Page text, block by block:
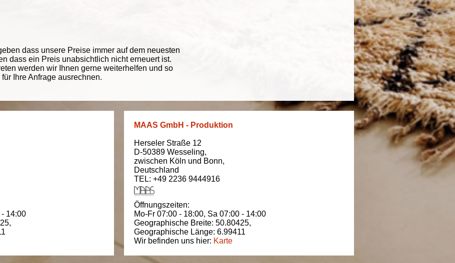
dass unsere Preise immer auf dem neuesten
dass ein Preis unabsichtlich nicht erneuert ist.
werden wir Ihnen gerne weiterhelfen und so
Ihre Anfrage ausrechnen.
14:00
,
MAAS GmbH - Produktion
Herseler Straße 12
D-50389 Wesseling,
zwischen Köln und Bonn,
Deutschland
TEL: +49 2236 9444916
Öffnungszeiten:
Mo-Fr 07:00 - 18:00, Sa 07:00 - 14:00
Geographische Breite: 50.80425,
Geographische Länge: 6.99411
Wir befinden uns hier: Karte